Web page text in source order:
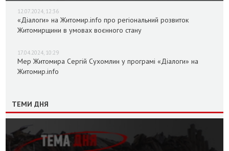
12.07.2024, 12:36
«Діалоги» на Житомир.info про регіональний розвиток
Житомирщини в умовах воєнного стану
17.04.2024, 10:29
Мер Житомира Сергій Сухомлин у програмі «Діалоги» на
Житомир.info
ТЕМИ ДНЯ